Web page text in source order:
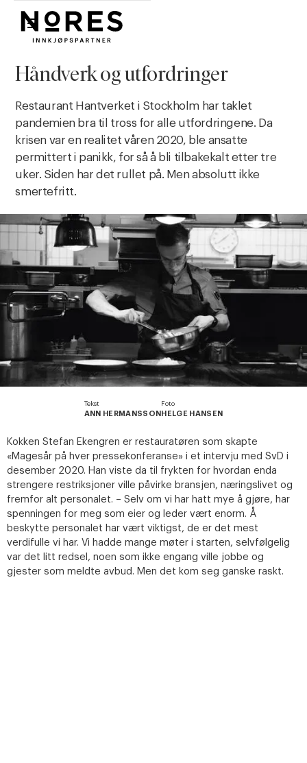
Håndverk og utfordringer
Restaurant Hantverket i Stockholm har taklet
pandemien bra til tross for alle utfordringene. Da
krisen var en realitet våren 2020, ble ansatte
permittert i panikk, for så å bli tilbakekalt etter tre
uker. Siden har det rullet på. Men absolutt ikke
smertefritt.
Tekst
ANN HERMANSSON
Foto
HELGE HANSEN
Kokken Stefan Ekengren er restauratøren som skapte
«Magesår på hver pressekonferanse» i et intervju med SvD i
desember 2020. Han viste da til frykten for hvordan enda
strengere restriksjoner ville påvirke bransjen, næringslivet og
fremfor alt personalet. – Selv om vi har hatt mye å gjøre, har
spenningen for meg som eier og leder vært enorm. Å
beskytte personalet har vært viktigst, de er det mest
verdifulle vi har. Vi hadde mange møter i starten, selvfølgelig
var det litt redsel, noen som ikke engang ville jobbe og
gjester som meldte avbud. Men det kom seg ganske raskt.
Nores